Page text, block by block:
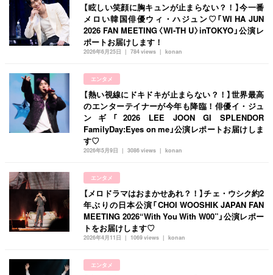
manimani について
カテゴリー一覧
運営会社
利用規約
プライバシーポリシー
お問い合わせ
韓国 オルチャン 韓国コスメ 韓国トレンド
韓国ファッション
kpop トレンド
オルチャンメイク twice 人気 アイドル
韓国ドラマ カフェ かわいい
2026年6月25日 konan
784 views
【眩しい笑顔に胸キュンが止まらない？！】今一番
メロい韓国俳優ウィ・ハジュン♡「WI HA JUN
2026 FAN MEETING〈WI‐TH U〉inTOKYO」公演レ
ポートお届けします！
エンタメ
2026年5月9日 konan
3086 views
【熱い視線にドキドキが止まらない？！】世界最高
のエンターテイナーが今年も降臨！俳優イ・ジュ
ンギ「2026 LEE JOON GI SPLENDOR
FamilyDay:Eyes on me」公演レポートお届けしま
す♡
エンタメ
2026年4月11日 konan
1069 views
【メロドラマはおまかせあれ？！】チェ・ウシク約2
年ぶりの日本公演「CHOI WOOSHIK JAPAN FAN
MEETING 2026“With You With W00”」公演レポー
トをお届けします♡
エンタメ